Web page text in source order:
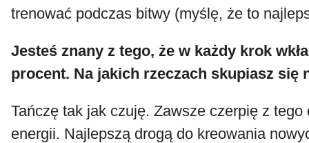
trenować podczas bitwy (myślę, że to
Jesteś znany z tego, że w każdy krok
procent. Na jakich rzeczach skupiasz się
Tańczę tak jak czuję. Zawsze czerpię z tego
energii. Najlepszą drogą do kreowania